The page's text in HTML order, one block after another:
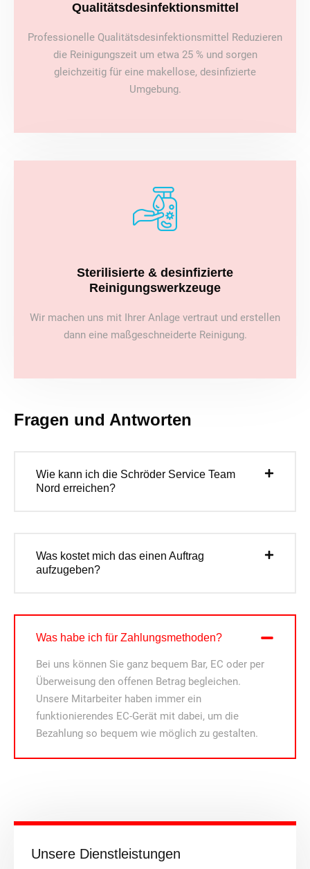
Unsere Dienstleistungen
Qualitätsdesinfektionsmittel
Professionelle Qualitätsdesinfektionsmittel Reduzieren
die Reinigungszeit um etwa 25 % und sorgen
gleichzeitig für eine makellose, desinfizierte
Umgebung.
Sterilisierte & desinfizierte
Reinigungswerkzeuge
Wir machen uns mit Ihrer Anlage vertraut und erstellen
dann eine maßgeschneiderte Reinigung.
Fragen und Antworten
Wie kann ich die Schröder Service Team
Nord erreichen?
Was kostet mich das einen Auftrag
aufzugeben?
Was habe ich für Zahlungsmethoden?
Bei uns können Sie ganz bequem Bar, EC oder per
Überweisung den offenen Betrag begleichen.
Unsere Mitarbeiter haben immer ein
funktionierendes EC-Gerät mit dabei, um die
Bezahlung so bequem wie möglich zu gestalten.